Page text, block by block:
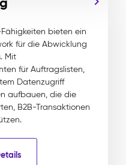
bieten ein
für die Abwicklung
Mit
für Auftragslisten,
Datenzugriff
aufbauen, die die
B2B-Transaktionen